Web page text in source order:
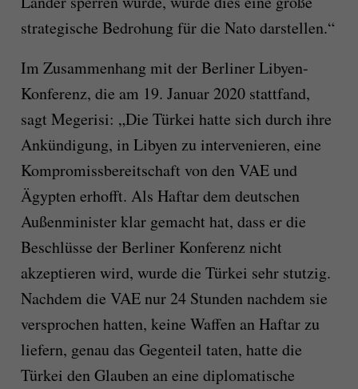
strategische Bedrohung für die Nato darstellen.“
Im Zusammenhang mit der Berliner Libyen-
Konferenz, die am 19. Januar 2020 stattfand,
sagt Megerisi: „Die Türkei hatte sich durch ihre
Ankündigung, in Libyen zu intervenieren, eine
Kompromissbereitschaft von den VAE und
Ägypten erhofft. Als Haftar dem deutschen
Außenminister klar gemacht hat, dass er die
Beschlüsse der Berliner Konferenz nicht
akzeptieren wird, wurde die Türkei sehr stutzig.
Nachdem die VAE nur 24 Stunden nachdem sie
versprochen hatten, keine Waffen an Haftar zu
liefern, genau das Gegenteil taten, hatte die
Türkei den Glauben an eine diplomatische